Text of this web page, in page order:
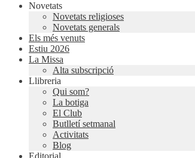
Novetats
Novetats religioses
Novetats generals
Els més venuts
Estiu 2026
La Missa
Alta subscripció
Llibreria
Qui som?
La botiga
El Club
Butlletí setmanal
Activitats
Blog
Editorial